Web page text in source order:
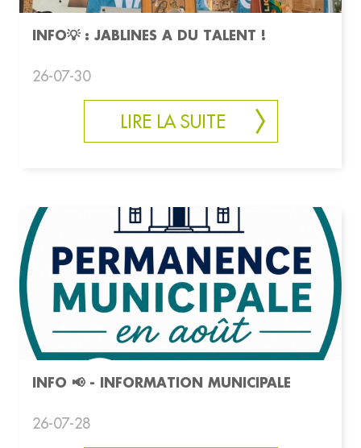
INFO💡 : JABLINES A DU TALENT !
26-07-30
LIRE LA SUITE
INFO 📢 - INFORMATION MUNICIPALE
26-07-28